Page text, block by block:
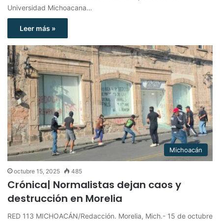
Universidad Michoacana…
Leer más »
Michoacán
octubre 15, 2025 485
Crónica| Normalistas dejan caos y
destrucción en Morelia
RED 113 MICHOACÁN/Redacción. Morelia, Mich.- 15 de octubre